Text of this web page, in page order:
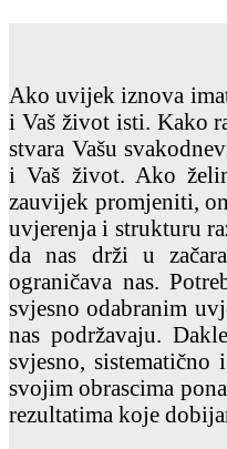
Ako uvijek iznova
i Vaš život isti. Kako
stvara Vašu
i Vaš život. Ako
zauvijek promjeniti,
uvjerenja i strukturu
da nas drži u
ograničava nas.
svjesno odabranim
nas podržavaju.
svjesno,
svojim obrascima
rezultatima koje